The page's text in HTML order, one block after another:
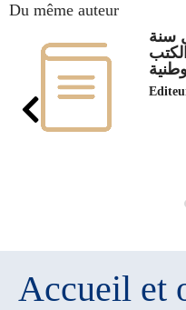
Du même auteur
سنة
Accueil et